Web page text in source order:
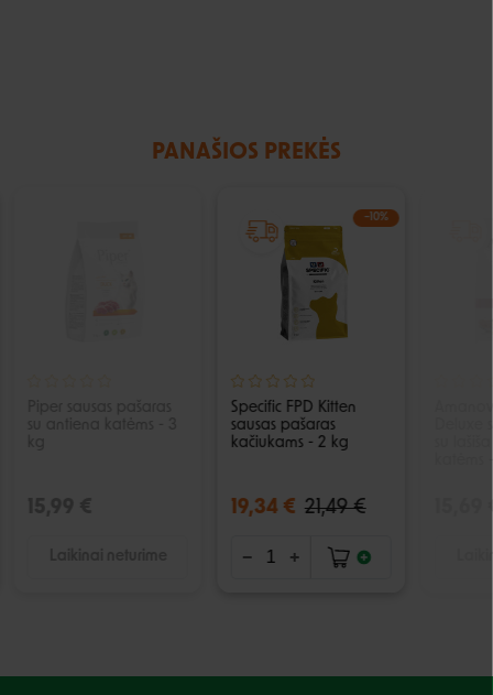
PANAŠIOS PREKĖS
−10%
Specific FPD Kitten
sausas pašaras
kačiukams - 2 kg
19,34 € 21,49 €